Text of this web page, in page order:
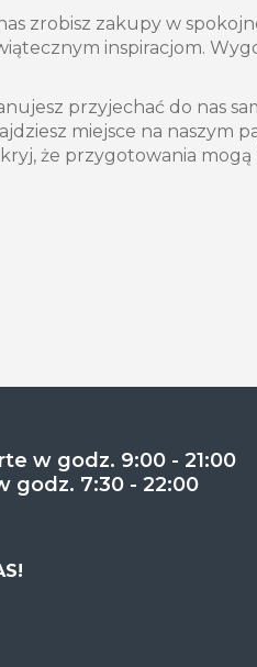
zrobisz zakupy w
inspiracjom.
przyjechać do nas
miejsce na naszym
że przygotowania
w godz. 9:00 - 21:00
godz. 7:30 - 22:00